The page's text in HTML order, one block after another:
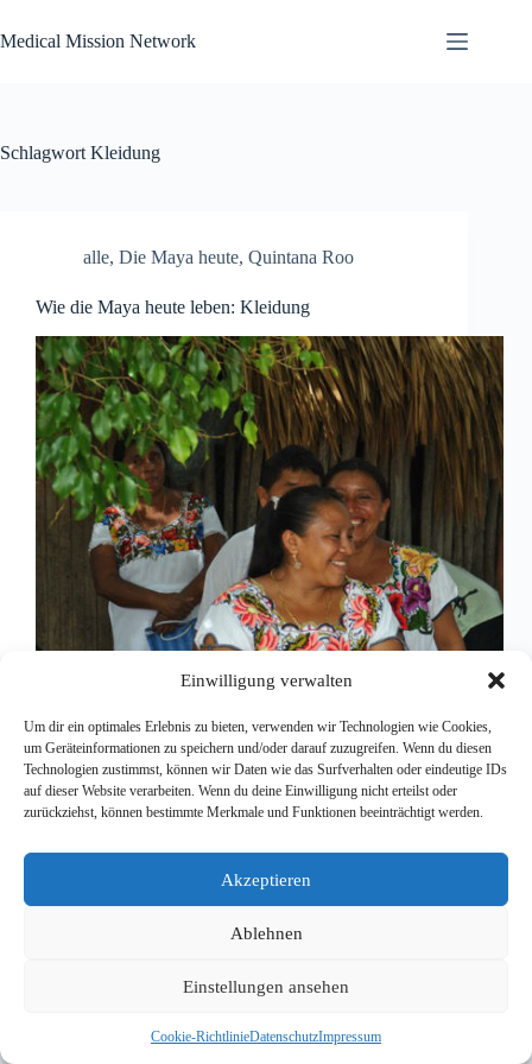
Einwilligung verwalten
Um dir ein optimales Erlebnis zu bieten, verwenden wir Technologien wie Cookies,
um Geräteinformationen zu speichern und/oder darauf zuzugreifen. Wenn du diesen
Technologien zustimmst, können wir Daten wie das Surfverhalten oder eindeutige IDs
auf dieser Website verarbeiten. Wenn du deine Einwilligung nicht erteilst oder
zurückziehst, können bestimmte Merkmale und Funktionen beeinträchtigt werden.
Akzeptieren
Ablehnen
Einstellungen ansehen
Cookie-RichtlinieDatenschutzImpressum
Inhalt
springen
Medical Mission Network
Schlagwort Kleidung
alle, Die Maya heute, Quintana Roo
Wie die Maya heute leben: Kleidung
Redaktion 1. Juni 2015
Copyright © 2026 - WordPress Theme von